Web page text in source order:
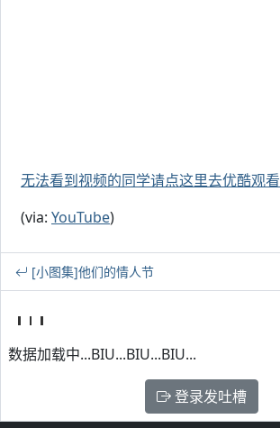
无法看到视频的同学请点这里去优酷观看
(via: YouTube)
[小图集]他们的情人节
数据加载中...BIU...BIU...BIU...
登录发吐槽